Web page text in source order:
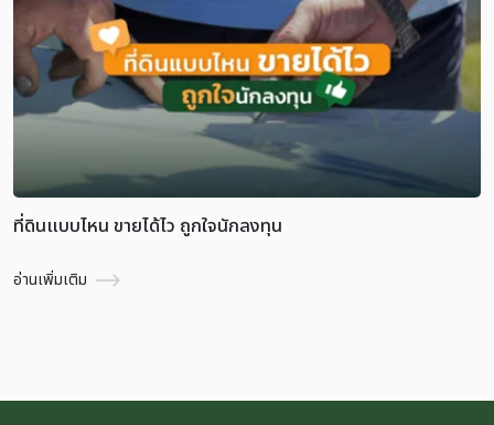
ที่ดินแบบไหน ขายได้ไว ถูกใจนักลงทุน
อ่านเพิ่มเติม